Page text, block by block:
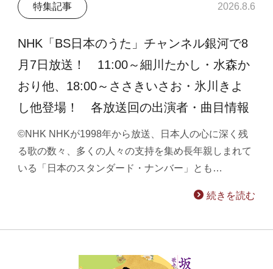
特集記事 2026.8.6
NHK「BS日本のうた」チャンネル銀河で8
月7日放送！ 11:00～細川たかし・水森か
おり他、18:00～ささきいさお・氷川きよ
し他登場！ 各放送回の出演者・曲目情報
©NHK NHKが1998年から放送、日本人の心に深く残
る歌の数々、多くの人々の支持を集め長年親しまれて
いる「日本のスタンダード・ナンバー」とも…
続きを読む